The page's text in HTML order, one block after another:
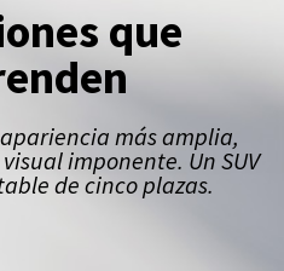
que
más amplia,
imponente. Un SUV
de cinco plazas.